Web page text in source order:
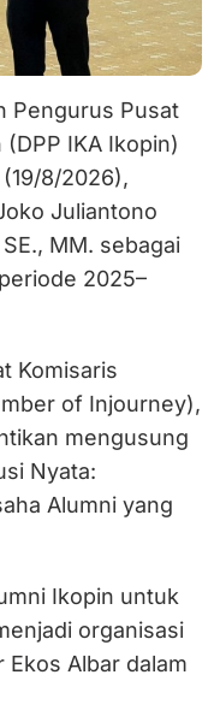
Pengurus Pusat
IKA Ikopin)
8/2026),
Juliantono
MM. sebagai
2025–
Komisaris
of Injourney),
mengusung
Nyata:
Alumni yang
Ikopin untuk
organisasi
Ekos Albar dalam